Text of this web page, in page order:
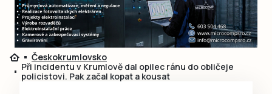
Přihlásit se
Přihlásit se přes Facebook
Ještě nemám účet, chci seRegistrovat
Čtenáři píší
Speciální přílohy
Inzerce
Českokrumlovsko
Při incidentu v Krumlově dal opilec ránu do obličeje
policistovi. Pak začal kopat a kousat